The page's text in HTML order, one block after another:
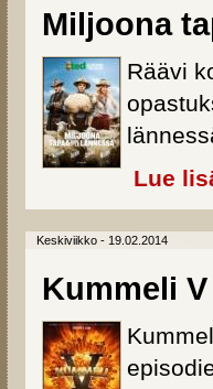
Miljoona
Räävi
Lue
Keskiviikko - 19.02.2014
Kummeli V